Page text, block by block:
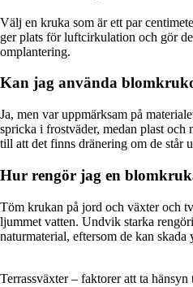
Välj en kruka som är ett par
ger plats för luftcirkulation och gör
omplantering.
Kan jag använda
Ja, men var uppmärksam på
spricka i frostväder, medan plast och
till att det finns dränering om de står
Hur rengör jag en
Töm krukan på jord och växter och
ljummet vatten. Undvik starka
naturmaterial, eftersom de kan skada
Terrassväxter – faktorer att ta